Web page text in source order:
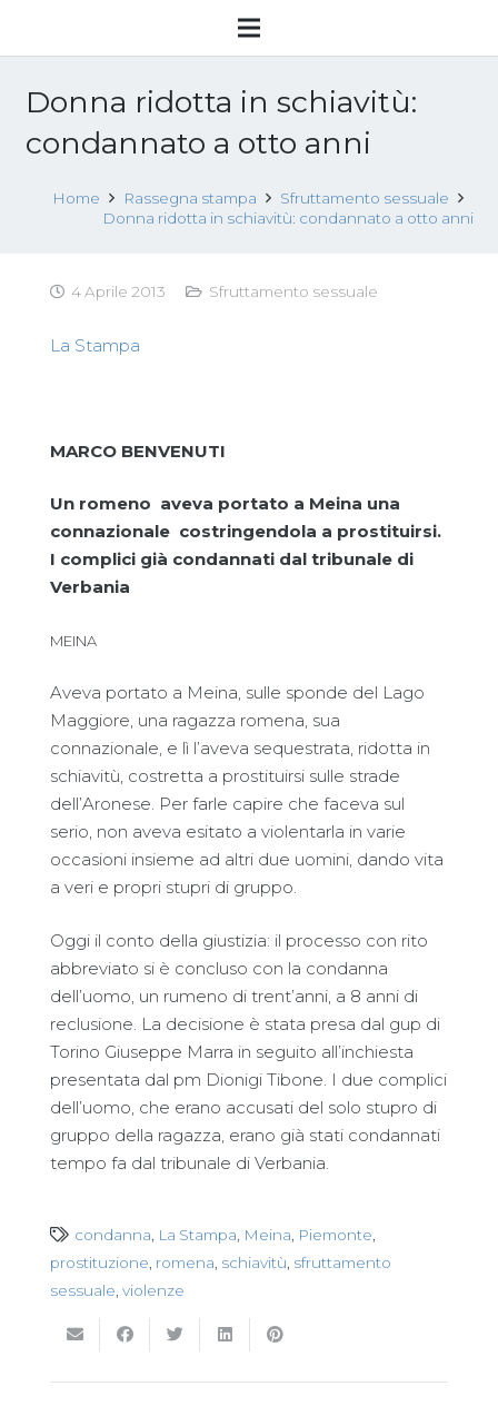
Donna ridotta in schiavitù:
condannato a otto anni
Home Rassegna stampa
Sfruttamento sessuale
Donna ridotta in schiavitù: condannato a otto anni
4 Aprile 2013 Sfruttamento sessuale
La Stampa
MARCO BENVENUTI
Un romeno aveva portato a Meina una
connazionale costringendola a prostituirsi.
I complici già condannati dal tribunale di
Verbania
MEINA
Aveva portato a Meina, sulle sponde del Lago
Maggiore, una ragazza romena, sua
connazionale, e lì l’aveva sequestrata, ridotta in
schiavitù, costretta a prostituirsi sulle strade
dell’Aronese. Per farle capire che faceva sul
serio, non aveva esitato a violentarla in varie
occasioni insieme ad altri due uomini, dando vita
a veri e propri stupri di gruppo.
Oggi il conto della giustizia: il processo con rito
abbreviato si è concluso con la condanna
dell’uomo, un rumeno di trent’anni, a 8 anni di
reclusione. La decisione è stata presa dal gup di
Torino Giuseppe Marra in seguito all’inchiesta
presentata dal pm Dionigi Tibone. I due complici
dell’uomo, che erano accusati del solo stupro di
gruppo della ragazza, erano già stati condannati
tempo fa dal tribunale di Verbania.
condanna La Stampa Meina Piemonte
prostituzione romena schiavitù sfruttamento
sessuale violenze